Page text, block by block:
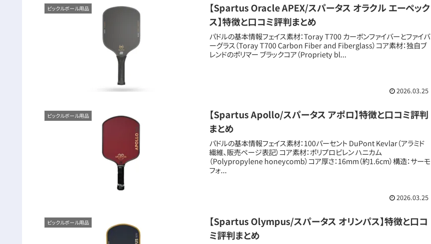
ピックルボール用品
【Spartus Oracle APEX/スパータス オラクル エーペック
ス】特徴と口コミ評判まとめ
パドルの基本情報フェイス素材：Toray T700 カーボンファイバーとファイバ
ーグラス（Toray T700 Carbon Fiber and Fiberglass）コア素材：独自ブ
レンドのポリマー ブラックコア（Propriety bl...
2026.03.25
ピックルボール用品
【Spartus Apollo/スパータス アポロ】特徴と口コミ評判
まとめ
パドルの基本情報フェイス素材：100パーセント DuPont Kevlar（アラミド
繊維、販売ページ表記）コア素材：ポリプロピレン ハニカム
（Polypropylene honeycomb）コア厚さ：16mm（約1.6cm）構造：サーモ
フォ...
2026.03.25
ピックルボール用品
【Spartus Olympus/スパータス オリンパス】特徴と口コ
ミ評判まとめ